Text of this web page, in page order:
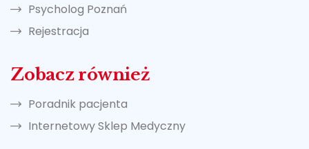
Psycholog Poznań
Rejestracja
Zobacz również
Poradnik pacjenta
Internetowy Sklep Medyczny